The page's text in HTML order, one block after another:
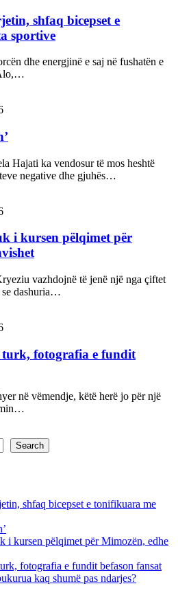
shfaq bicepset e
sportive
dhe energjinë e saj në fushatën e
Hajati ka vendosur të mos heshtë
negative dhe gjuhës…
i kursen pëlqimet për
vazhdojnë të jenë një nga çiftet
se dashuria…
fotografia e fundit
në vëmendje, këtë herë jo për një
Search
shfaq bicepset e tonifikuara me
i kursen pëlqimet për Mimozën, edhe
fotografia e fundit befason fansat
kaq shumë pas ndarjes?